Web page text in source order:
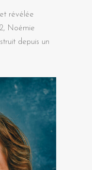
révélée
Noémie
depuis un